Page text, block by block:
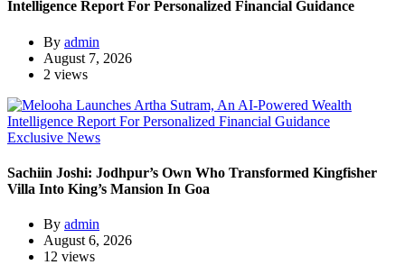
Intelligence Report For Personalized Financial Guidance
By admin
August 7, 2026
2 views
Exclusive News
Sachiin Joshi: Jodhpur’s Own Who Transformed Kingfisher
Villa Into King’s Mansion In Goa
By admin
August 6, 2026
12 views